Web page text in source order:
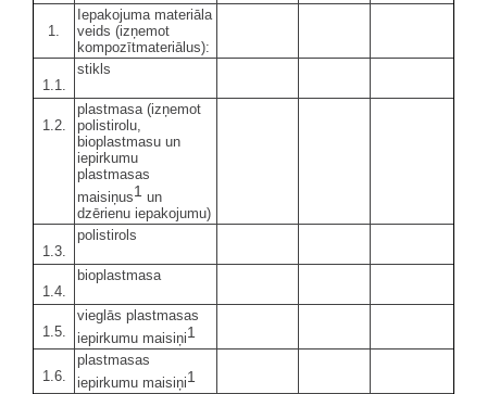
1.
Iepakojuma materiāla
veids (izņemot
kompozītmateriālus):
1.1.
stikls
1.2.
plastmasa (izņemot
polistirolu,
bioplastmasu un
iepirkumu
plastmasas
maisiņus1 un
dzērienu iepakojumu)
1.3.
polistirols
1.4.
bioplastmasa
1.5.
vieglās plastmasas
iepirkumu maisiņi1
1.6.
plastmasas
iepirkumu maisiņi1